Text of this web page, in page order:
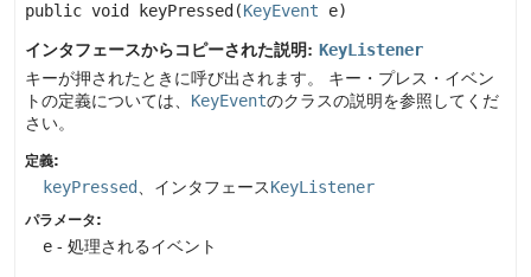
public void keyPressed (KeyEvent e)
インタフェースからコピーされた説明: KeyListener
キーが押されたときに呼び出されます。
キー・プレス・イベン
トの定義については、 KeyEventのクラスの説明を参照してくだ
さい。
定義:
keyPressed 、インタフェースKeyListener
パラメータ:
e - 処理されるイベント